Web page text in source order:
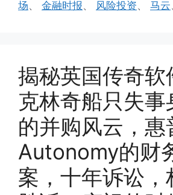
场、 金融时报、 风险投资、 马云
揭秘英国传奇软
克林奇船只失事
的并购风云，惠
Autonomy的财
案，十年诉讼，